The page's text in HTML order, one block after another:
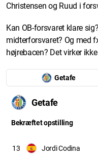
Christensen og Ruud i
Kan OB-forsvaret klare
midterforsvaret? Og med
højrebacen? Det virker
Getafe
Getafe
Bekræftet opstilling
13 Jordi Codina